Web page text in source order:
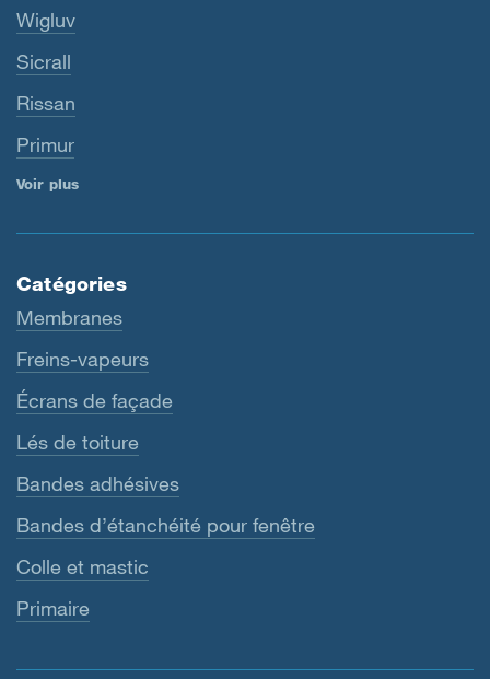
Wigluv
Sicrall
Rissan
Primur
Voir plus
Catégories
Membranes
Freins-vapeurs
Écrans de façade
Lés de toiture
Bandes adhésives
Bandes d’étanchéité pour fenêtre
Colle et mastic
Primaire